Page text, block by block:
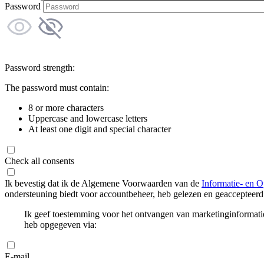
Password
Password strength:
The password must contain:
8 or more characters
Uppercase and lowercase letters
At least one digit and special character
Check all consents
Ik bevestig dat ik de Algemene Voorwaarden van de Informatie- en
ondersteuning biedt voor accountbeheer, heb gelezen en
Ik geef toestemming voor het ontvangen van
heb opgegeven via: